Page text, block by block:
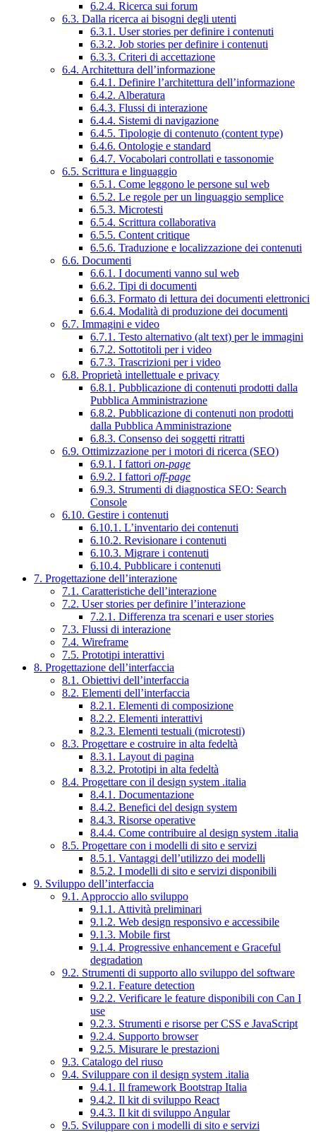
6.2.4. Ricerca sui forum
6.3. Dalla ricerca ai bisogni degli utenti
6.3.1. User stories per definire i contenuti
6.3.2. Job stories per definire i contenuti
6.3.3. Criteri di accettazione
6.4. Architettura dell’informazione
6.4.1. Definire l’architettura dell’informazione
6.4.2. Alberatura
6.4.3. Flussi di interazione
6.4.4. Sistemi di navigazione
6.4.5. Tipologie di contenuto (content type)
6.4.6. Ontologie e standard
6.4.7. Vocabolari controllati e tassonomie
6.5. Scrittura e linguaggio
6.5.1. Come leggono le persone sul web
6.5.2. Le regole per un linguaggio semplice
6.5.3. Microtesti
6.5.4. Scrittura collaborativa
6.5.5. Content critique
6.5.6. Traduzione e localizzazione dei contenuti
6.6. Documenti
6.6.1. I documenti vanno sul web
6.6.2. Tipi di documenti
6.6.3. Formato di lettura dei documenti elettronici
6.6.4. Modalità di produzione dei documenti
6.7. Immagini e video
6.7.1. Testo alternativo (alt text) per le immagini
6.7.2. Sottotitoli per i video
6.7.3. Trascrizioni per i video
6.8. Proprietà intellettuale e privacy
6.8.1. Pubblicazione di contenuti prodotti dalla
Pubblica Amministrazione
6.8.2. Pubblicazione di contenuti non prodotti
dalla Pubblica Amministrazione
6.8.3. Consenso dei soggetti ritratti
6.9. Ottimizzazione per i motori di ricerca (SEO)
6.9.1. I fattori on-page
6.9.2. I fattori off-page
6.9.3. Strumenti di diagnostica SEO: Search
Console
6.10. Gestire i contenuti
6.10.1. L’inventario dei contenuti
6.10.2. Revisionare i contenuti
6.10.3. Migrare i contenuti
6.10.4. Pubblicare i contenuti
7. Progettazione dell’interazione
7.1. Caratteristiche dell’interazione
7.2. User stories per definire l’interazione
7.2.1. Differenza tra scenari e user stories
7.3. Flussi di interazione
7.4. Wireframe
7.5. Prototipi interattivi
8. Progettazione dell’interfaccia
8.1. Obiettivi dell’interfaccia
8.2. Elementi dell’interfaccia
8.2.1. Elementi di composizione
8.2.2. Elementi interattivi
8.2.3. Elementi testuali (microtesti)
8.3. Progettare e costruire in alta fedeltà
8.3.1. Layout di pagina
8.3.2. Prototipi in alta fedeltà
8.4. Progettare con il design system .italia
8.4.1. Documentazione
8.4.2. Benefici del design system
8.4.3. Risorse operative
8.4.4. Come contribuire al design system .italia
8.5. Progettare con i modelli di sito e servizi
8.5.1. Vantaggi dell’utilizzo dei modelli
8.5.2. I modelli di sito e servizi disponibili
9. Sviluppo dell’interfaccia
9.1. Approccio allo sviluppo
9.1.1. Attività preliminari
9.1.2. Web design responsivo e accessibile
9.1.3. Mobile first
9.1.4. Progressive enhancement e Graceful
degradation
9.2. Strumenti di supporto allo sviluppo del software
9.2.1. Feature detection
9.2.2. Verificare le feature disponibili con Can I
use
9.2.3. Strumenti e risorse per CSS e JavaScript
9.2.4. Supporto browser
9.2.5. Misurare le prestazioni
9.3. Catalogo del riuso
9.4. Sviluppare con il design system .italia
9.4.1. Il framework Bootstrap Italia
9.4.2. Il kit di sviluppo React
9.4.3. Il kit di sviluppo Angular
9.5. Sviluppare con i modelli di sito e servizi